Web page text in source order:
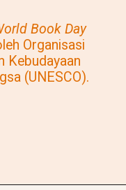
Book Day
Organisasi
Kebudayaan
(UNESCO).